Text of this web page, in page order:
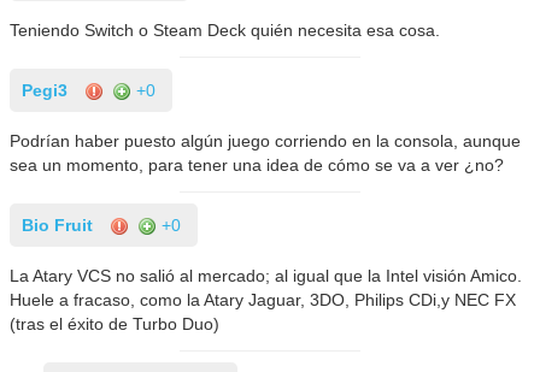
Teniendo Switch o Steam Deck quién necesita esa cosa.
Pegi3 +0
Podrían haber puesto algún juego corriendo en la consola, aunque
sea un momento, para tener una idea de cómo se va a ver ¿no?
Bio Fruit +0
La Atary VCS no salió al mercado; al igual que la Intel visión Amico.
Huele a fracaso, como la Atary Jaguar, 3DO, Philips CDi,y NEC FX
(tras el éxito de Turbo Duo)